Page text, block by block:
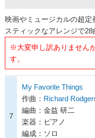
映画やミュージカルの超
スティックなアレンジで28
※大変申し訳ありません
す。
7
My Favorite Things
作曲： Richard
編曲：金益 研二
楽器：ピアノ
編成：ソロ